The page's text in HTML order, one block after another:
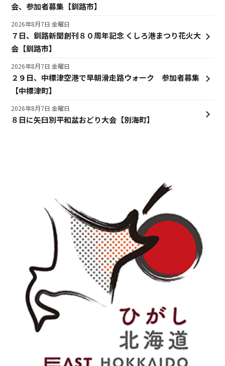
会、参加者募集【釧路市】
７日、釧路新聞創刊８０周年記念 くしろ港まつり花火大
会【釧路市】
2026年8月7日 金曜日
２９日、中標津空港で早朝滑走路ウォーク 参加者募集
【中標津町】
2026年8月7日 金曜日
８日に矢臼別平和盆おどり大会【別海町】
2026年8月7日 金曜日